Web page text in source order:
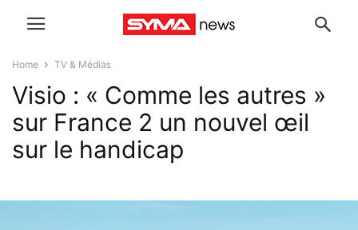
Home TV & Médias
Visio : « Comme les autres »
sur France 2 un nouvel œil
sur le handicap